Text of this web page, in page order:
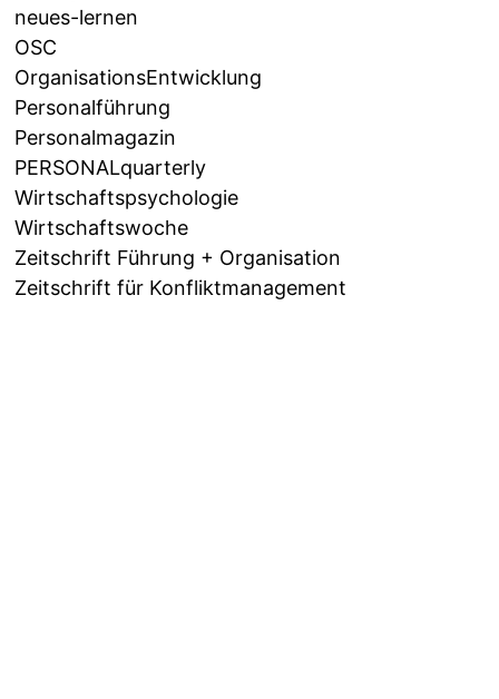
neues-lernen
OSC
OrganisationsEntwicklung
Personalführung
Personalmagazin
PERSONALquarterly
Wirtschaftspsychologie
Wirtschaftswoche
Zeitschrift Führung + Organisation
Zeitschrift für Konfliktmanagement